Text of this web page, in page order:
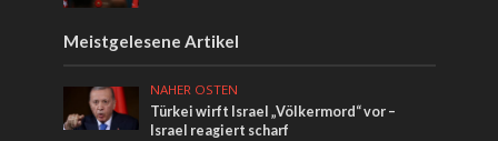
Meistgelesene Artikel
NAHER OSTEN
Türkei wirft Israel „Völkermord“ vor –
Israel reagiert scharf